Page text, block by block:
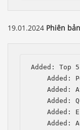
19.01.2024 Phiên
Added: Top
Added:
Added:
Added:
Added:
Added: